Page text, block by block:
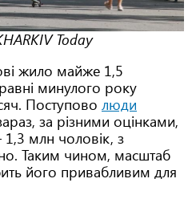
Today
жило майже 1,5
минулого року
Поступово люди
за різними оцінками,
млн чоловік, з
Таким чином, масштаб
його привабливим для